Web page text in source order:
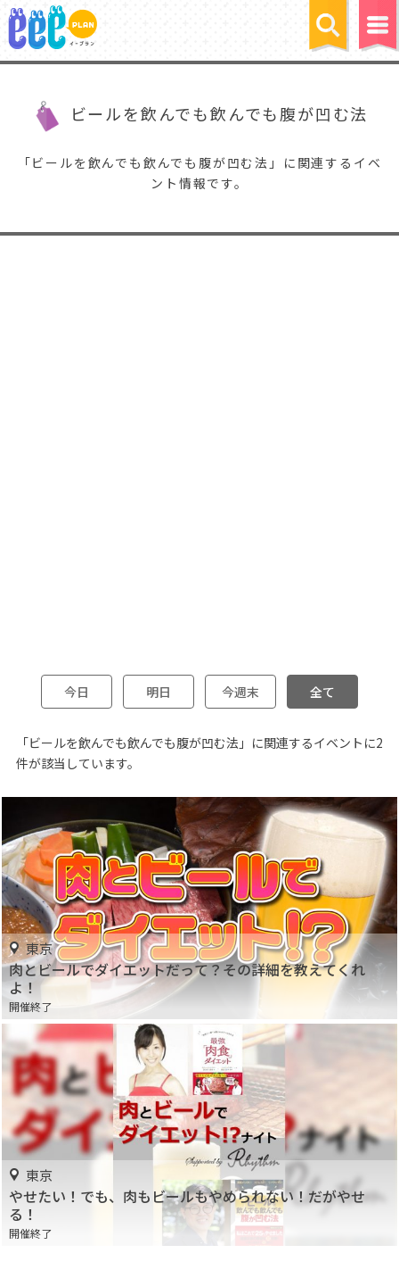
ビールを飲んでも飲んでも腹が凹む法
「ビールを飲んでも飲んでも腹が凹む法」に関連するイベ
ント情報です。
今日 明日 今週末 全て
「ビールを飲んでも飲んでも腹が凹む法」に関連するイベントに2
件が該当しています。
東京
肉とビールでダイエットだって？その詳細を教えてくれ
よ！
開催終了
東京
やせたい！でも、肉もビールもやめられない！だがやせ
る！
開催終了